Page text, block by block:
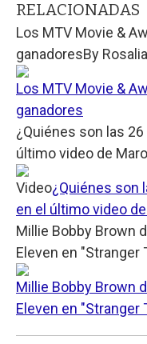
RELACIONADAS
Los MTV Movie &
ganadoresBy
Los MTV Movie &
ganadores
¿Quiénes son las
último video de
Video¿Quiénes son
en el último video
Millie Bobby Brown
Eleven en "Stranger
Millie Bobby Brown
Eleven en "Stranger